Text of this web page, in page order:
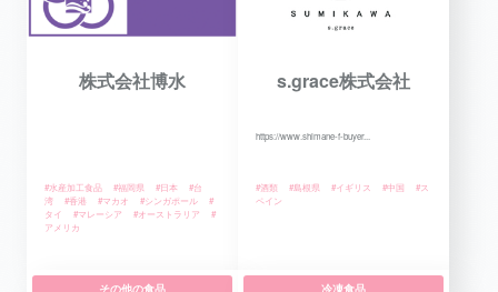
株式会社博水
#水産加工食品 #福岡県 #日本
#台
湾
#香港 #マカオ #シンガポール
#
タイ
#マレーシア #オーストラリア
#
アメリカ
s.grace株式会社
https://www.shimane-f-buyer...
#酒類 #島根県 #イギリス #中国
#ス
ペイン
その他の食品 冷凍食品